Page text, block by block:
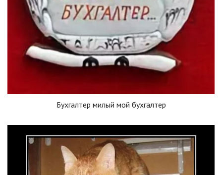
Бухгалтер милый мой бухгалтер